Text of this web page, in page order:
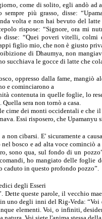
come di solito,egli andò ad
sempre più grasso, disse:
volta e non hai bevuto del
rispose: “Signore, ora mi
disse: “Quei poveri vitelli, colmi
figlio mio, che non è giusto
di Dhaumya, non
succhiava le gocce di latte che
oppresso dalla fame, mangiò
e cominciarono a
contenuta in quelle foglie, lo
sera non tornò a casa.
cime dei montioccidentali e che il
Essi risposero, che Upamanyu
a non cibarsi. E' sicuramente a
nel bosco ead alta voce cominciò
sono qua, sul fondo di un
homangiato delle foglie
caduto in questo profondo pozzo”.
degli Esseri
Dette queste parole, il vecchio
in unodegli inni del Rig-Veda:“Voi
elementi. Voi, o infiniti,
Voi siete l'anima stessa